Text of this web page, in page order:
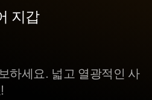
지갑
하세요. 넓고 열광적인 사